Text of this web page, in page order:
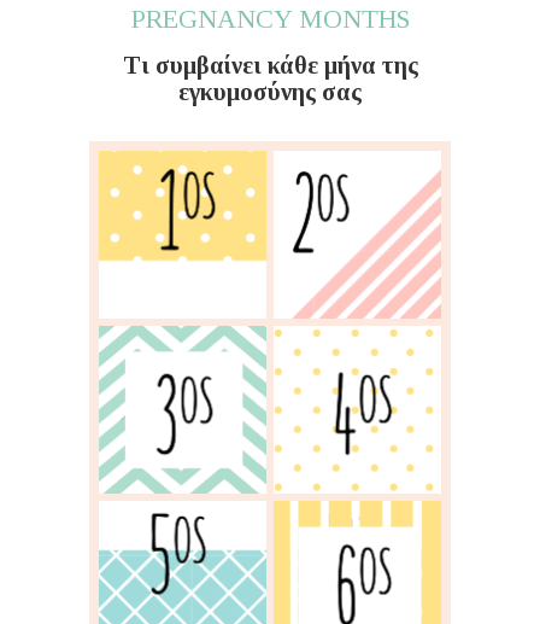
PREGNANCY MONTHS
Τι συμβαίνει κάθε μήνα της
εγκυμοσύνης σας